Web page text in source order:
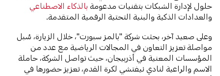
حلول لإدارة الشبكات بتقنيات مدعومة بالذكاء الاصطناعي
والعدادات الذكية والبنية التحتية الرقمية المتقدمة.
وعلى صعيد آخر، بحثت شركة "بالمز سبورت"، خلال الزيارة، سُبل
مواصلة تعزيز التعاون في المجالات الرياضية مع عدد من
المؤسسات المعنية في أذربيجان، حيث تواصل الشركة، حاملة
الاسم والراعية لنادي نيفتشي لكرة القدم، تعزيز حضورها في